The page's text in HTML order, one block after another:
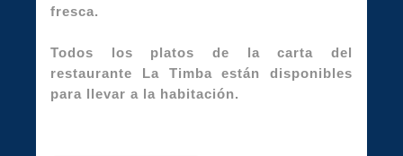
fresca.
Todos los platos de la carta del
restaurante La Timba están disponibles
para llevar a la habitación.